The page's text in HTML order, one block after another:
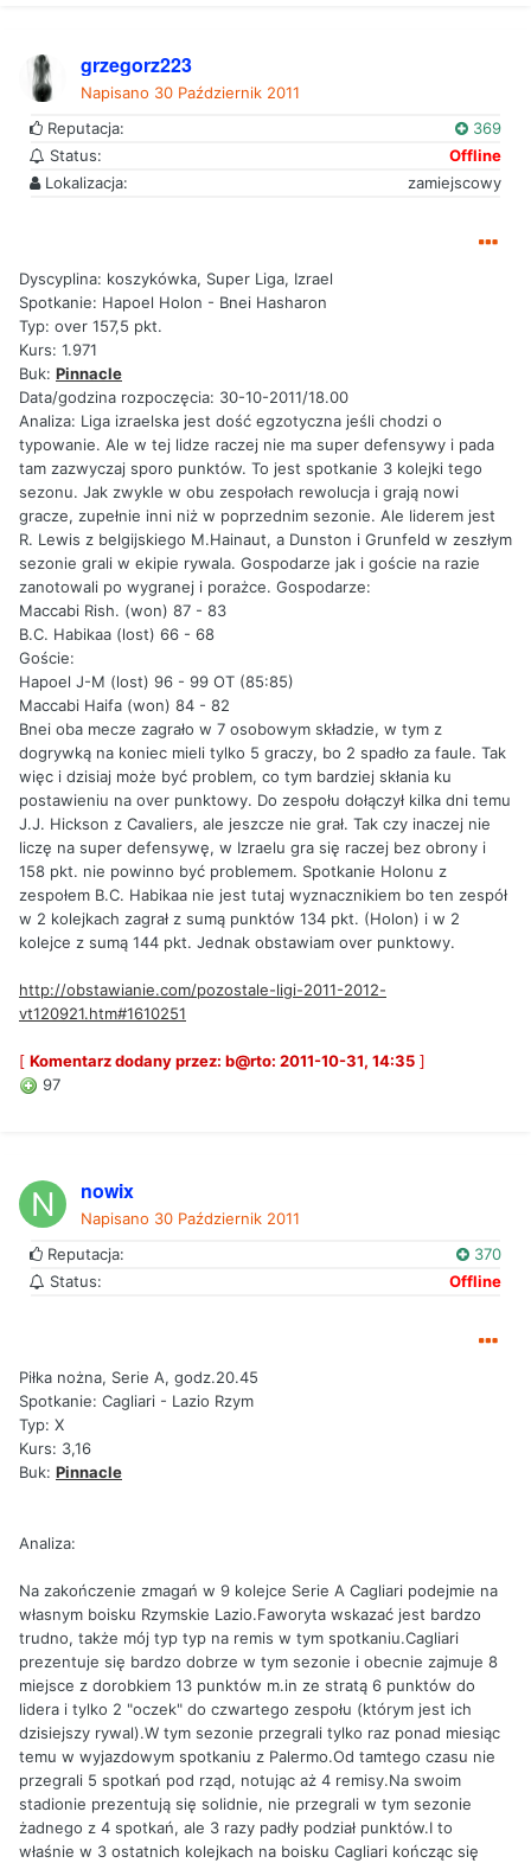
grzegorz223
Napisano 30 Październik 2011
Reputacja:
369
Status:
Offline
Lokalizacja:
zamiejscowy
Dyscyplina: koszykówka, Super Liga, Izrael
Spotkanie: Hapoel Holon - Bnei Hasharon
Typ: over 157,5 pkt.
Kurs: 1.971
Buk: Pinnacle
Data/godzina rozpoczęcia: 30-10-2011/18.00
Analiza: Liga izraelska jest dość egzotyczna jeśli chodzi o
typowanie. Ale w tej lidze raczej nie ma super defensywy i pada
tam zazwyczaj sporo punktów. To jest spotkanie 3 kolejki tego
sezonu. Jak zwykle w obu zespołach rewolucja i grają nowi
gracze, zupełnie inni niż w poprzednim sezonie. Ale liderem jest
R. Lewis z belgijskiego M.Hainaut, a Dunston i Grunfeld w zeszłym
sezonie grali w ekipie rywala. Gospodarze jak i goście na razie
zanotowali po wygranej i porażce. Gospodarze:
Maccabi Rish. (won) 87 - 83
B.C. Habikaa (lost) 66 - 68
Goście:
Hapoel J-M (lost) 96 - 99 OT (85:85)
Maccabi Haifa (won) 84 - 82
Bnei oba mecze zagrało w 7 osobowym składzie, w tym z
dogrywką na koniec mieli tylko 5 graczy, bo 2 spadło za faule. Tak
więc i dzisiaj może być problem, co tym bardziej skłania ku
postawieniu na over punktowy. Do zespołu dołączył kilka dni temu
J.J. Hickson z Cavaliers, ale jeszcze nie grał. Tak czy inaczej nie
liczę na super defensywę, w Izraelu gra się raczej bez obrony i
158 pkt. nie powinno być problemem. Spotkanie Holonu z
zespołem B.C. Habikaa nie jest tutaj wyznacznikiem bo ten zespół
w 2 kolejkach zagrał z sumą punktów 134 pkt. (Holon) i w 2
kolejce z sumą 144 pkt. Jednak obstawiam over punktowy.
http://obstawianie.com/pozostale-ligi-2011-2012-
vt120921.htm#1610251
[ Komentarz dodany przez: b@rto: 2011-10-31, 14:35 ]
97
nowix
Napisano 30 Październik 2011
Reputacja:
370
Status:
Offline
Piłka nożna, Serie A, godz.20.45
Spotkanie: Cagliari - Lazio Rzym
Typ: X
Kurs: 3,16
Buk: Pinnacle
Analiza:
Na zakończenie zmagań w 9 kolejce Serie A Cagliari podejmie na
własnym boisku Rzymskie Lazio.Faworyta wskazać jest bardzo
trudno, także mój typ typ na remis w tym spotkaniu.Cagliari
prezentuje się bardzo dobrze w tym sezonie i obecnie zajmuje 8
miejsce z dorobkiem 13 punktów m.in ze stratą 6 punktów do
lidera i tylko 2 "oczek" do czwartego zespołu (którym jest ich
dzisiejszy rywal).W tym sezonie przegrali tylko raz ponad miesiąc
temu w wyjazdowym spotkaniu z Palermo.Od tamtego czasu nie
przegrali 5 spotkań pod rząd, notując aż 4 remisy.Na swoim
stadionie prezentują się solidnie, nie przegrali w tym sezonie
żadnego z 4 spotkań, ale 3 razy padły podział punktów.I to
właśnie w 3 ostatnich kolejkach na boisku Cagliari kończąc się